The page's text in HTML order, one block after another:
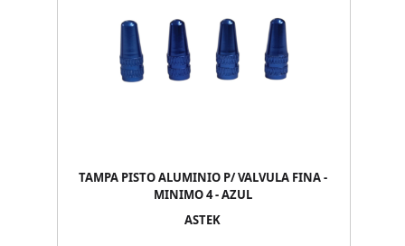
TAMPA PISTO ALUMINIO P/ VALVULA FINA -
MINIMO 4 - AZUL
ASTEK